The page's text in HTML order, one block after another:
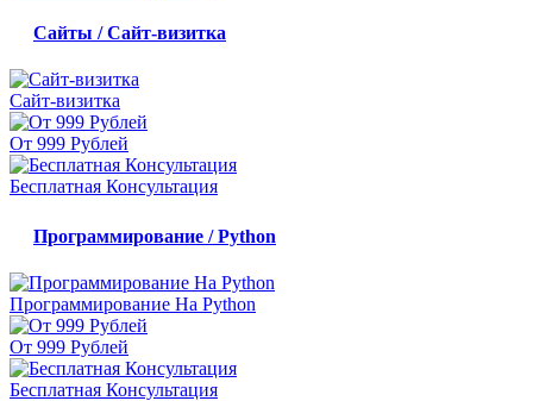
Сайты / Сайт-визитка
Сайт-визитка
От 999 Рублей
Бесплатная Консультация
Программирование / Python
Программирование На Python
От 999 Рублей
Бесплатная Консультация